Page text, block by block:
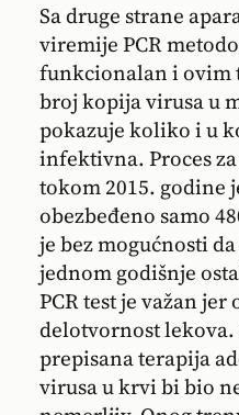
Sa druge strane
viremije PCR
funkcionalan i ovim
broj kopija virusa u
pokazuje koliko i u
infektivna. Proces
tokom 2015. godine
obezbeđeno samo
je bez mogućnosti
jednom godišnje
PCR test je važan jer
delotvornost
prepisana terapija
virusa u krvi bi bio